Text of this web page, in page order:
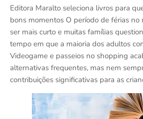
Editora Maralto seleciona livros para
bons momentos O período de férias no
ser mais curto e muitas famílias
tempo em que a maioria dos adultos
Videogame e passeios no shopping
alternativas frequentes, mas nem
contribuições significativas para as